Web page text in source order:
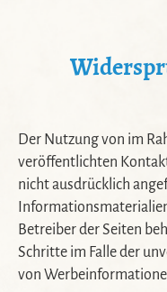
Der Nutzung von im
veröffentlichten
nicht ausdrücklich
Betreiber der Seiten
Schritte im Falle der
von